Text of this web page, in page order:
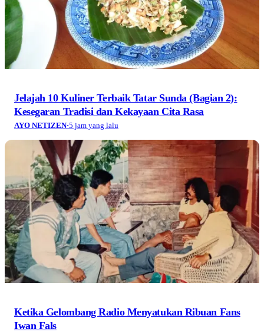
Jelajah 10 Kuliner Terbaik Tatar Sunda (Bagian 2):
Kesegaran Tradisi dan Kekayaan Cita Rasa
AYO NETIZEN·5 jam yang lalu
Ketika Gelombang Radio Menyatukan Ribuan Fans
Iwan Fals